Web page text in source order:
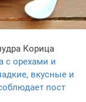
Корица
с орехами и
вкусные и
пост